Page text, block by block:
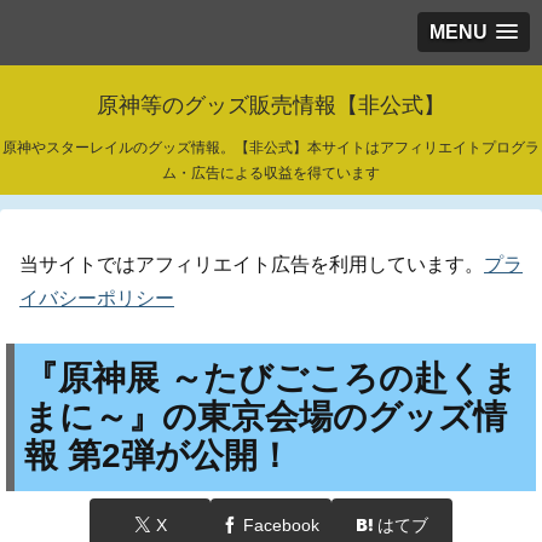
MENU
原神等のグッズ販売情報【非公式】
原神やスターレイルのグッズ情報。【非公式】本サイトはアフィリエイトプログラ
ム・広告による収益を得ています
当サイトではアフィリエイト広告を利用しています。 プラ
イバシーポリシー
『原神展 ～たびごころの赴くま
まに～』の東京会場のグッズ情
報 第2弾が公開！
X Facebook はてブ